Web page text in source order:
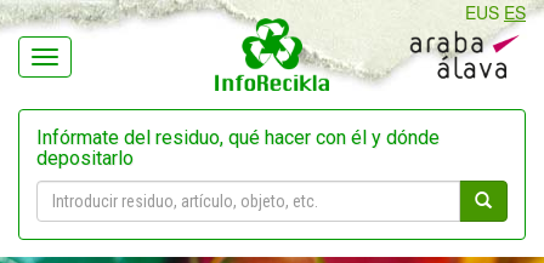
Navegación
EUS ES
Infórmate del residuo, qué hacer con él y dónde
depositarlo